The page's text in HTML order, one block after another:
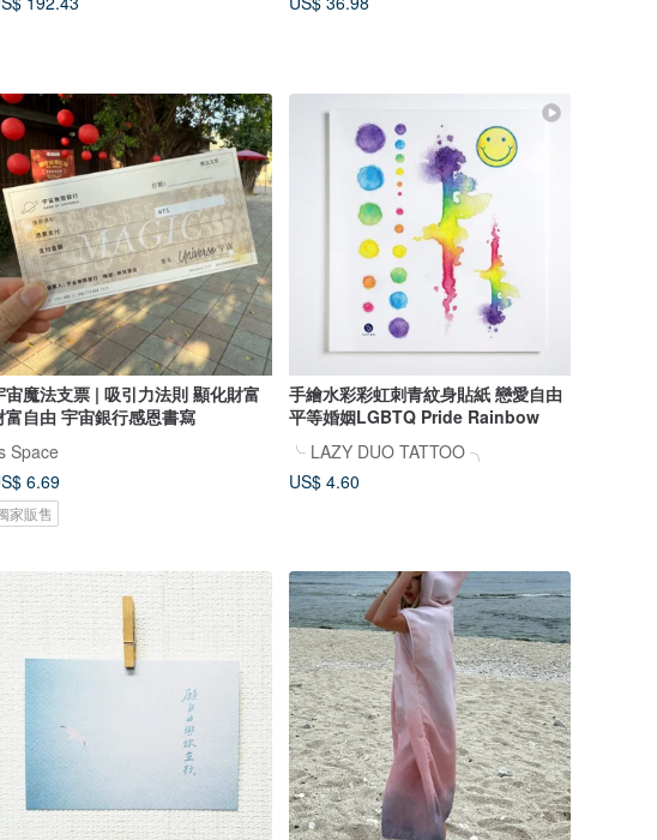
宙魔法支票 | 吸引力法則 顯化財富
富自由 宇宙銀行感恩書寫
Space
6.69
家販售
手繪水彩彩虹刺青紋身貼紙 戀愛自由
平等婚姻LGBTQ Pride Rainbow
╰ LAZY DUO TATTOO ╮
US$ 4.60